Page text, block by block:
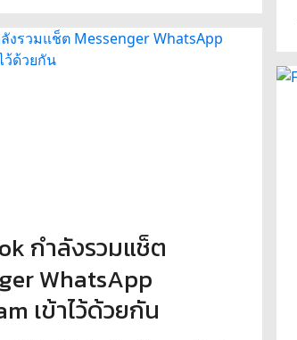
กำลังรวมแช็ต
WhatsApp
เข้าไว้ด้วยกัน